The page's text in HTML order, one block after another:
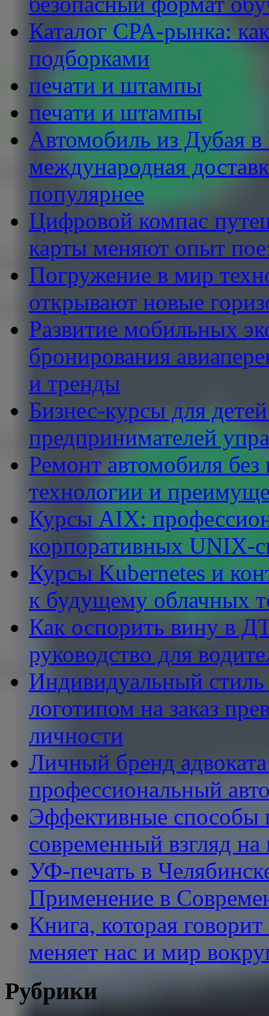
Каталог CPA-рынка:
подборками
печати и штампы
печати и штампы
Автомобиль из Дубая в
международная
популярнее
Цифровой компас
карты меняют опыт
Погружение в мир
открывают новые
Развитие мобильных
бронирования
и тренды
Бизнес-курсы для
предпринимателей
Ремонт автомобиля
технологии и
Курсы AIX:
корпоративных UNIX-
Курсы Kubernetes и
к будущему облачных
Как оспорить вину в
руководство для
Индивидуальный
логотипом на заказ
личности
Личный бренд
профессиональный
Эффективные способы
современный взгляд
УФ-печать в
Применение в
Книга, которая
меняет нас и мир
Рубрики